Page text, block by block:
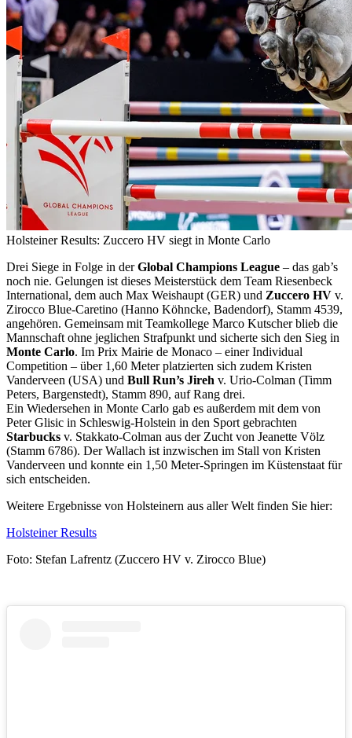
Holsteiner Results: Zuccero HV siegt in Monte Carlo
Drei Siege in Folge in derGlobal Champions League – das gab’s
noch nie. Gelungen ist dieses Meisterstück dem Team Riesenbeck
International, dem auch Max Weishaupt (GER) und Zuccero HV v.
Zirocco Blue-Caretino (Hanno Köhncke, Badendorf), Stamm 4539,
angehören. Gemeinsam mit Teamkollege Marco Kutscher blieb die
Mannschaft ohne jeglichen Strafpunkt und sicherte sich den Sieg in
Monte Carlo. Im Prix Mairie de Monaco – einer Individual
Competition – über 1,60 Meter platzierten sich zudem Kristen
Vanderveen (USA) und Bull Run’s Jireh v. Urio-Colman (Timm
Peters, Bargenstedt), Stamm 890, auf Rang drei.
Ein Wiedersehen in Monte Carlo gab es außerdem mit dem von
Peter Glisic in Schleswig-Holstein in den Sport gebrachten
Starbucks v. Stakkato-Colman aus der Zucht von Jeanette Völz
(Stamm 6786). Der Wallach ist inzwischen im Stall von Kristen
Vanderveen und konnte ein 1,50 Meter-Springen im Küstenstaat für
sich entscheiden.
Weitere Ergebnisse von Holsteinern aus aller Welt finden Sie hier:
Holsteiner Results
Foto: Stefan Lafrentz (Zuccero HV v. Zirocco Blue)